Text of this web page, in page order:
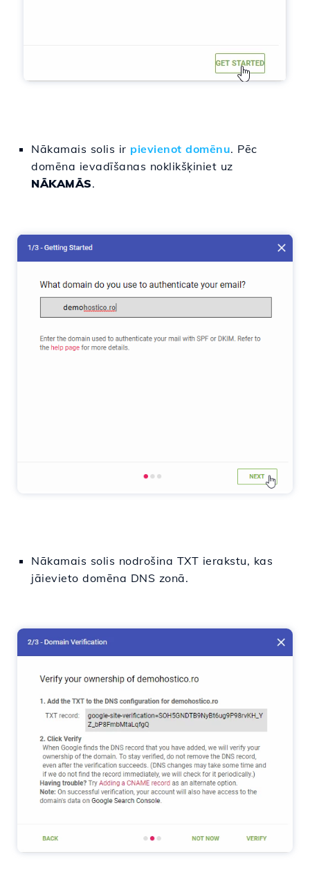
Nākamais solis ir pievienot domēnu. Pēc
domēna ievadīšanas noklikšķiniet uz
NĀKAMĀS.
Nākamais solis nodrošina TXT ierakstu, kas
jāievieto domēna DNS zonā.